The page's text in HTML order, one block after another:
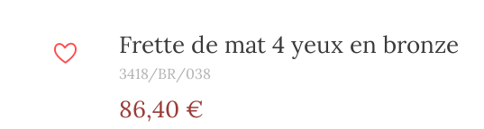
Frette de mat 4 yeux en bronze
3418/BR/038
86,40 €